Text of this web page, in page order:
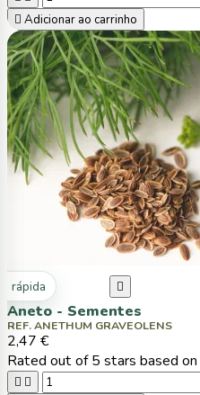
 Adicionar ao carrinho
rápida 
Aneto - Sementes
REF. ANETHUM GRAVEOLENS
2,47 €
Rated out of 5 stars based on
 